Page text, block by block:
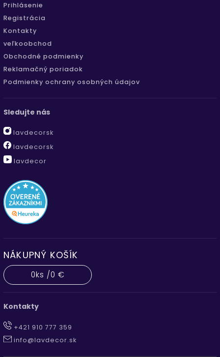
Prihlásenie
Registrácia
Kontakty
veľkoobchod
Obchodné podmienky
Reklamačný poriadok
Podmienky ochrany osobných údajov
Sledujte nás
lavdecorsk
lavdecorsk
lavdecor
NÁKUPNÝ KOŠÍK
0ks /0 €
Kontakty
+421 910 777 359
info@lavdecor.sk